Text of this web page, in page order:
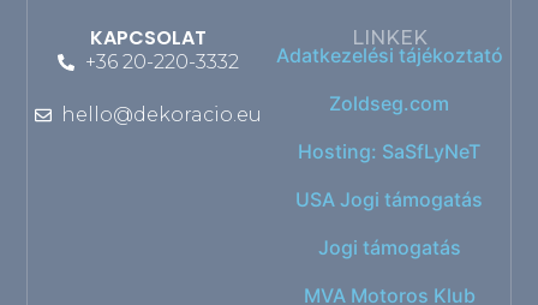
KAPCSOLAT
+36 20-220-3332
hello@dekoracio.eu
LINKEK
Adatkezelési tájékoztató
Zoldseg.com
Hosting: SaSfLyNeT
USA Jogi támogatás
Jogi támogatás
MVA Motoros Klub